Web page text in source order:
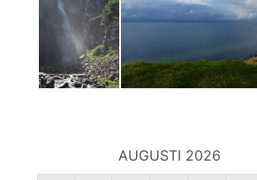
AUGUSTI 2026